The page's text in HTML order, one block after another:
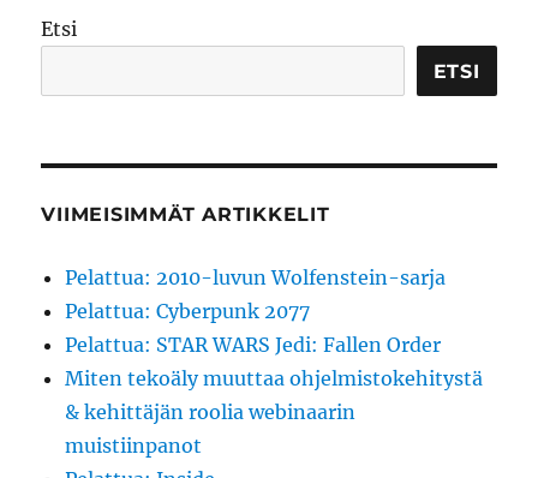
Etsi
ETSI
VIIMEISIMMÄT ARTIKKELIT
Pelattua: 2010-luvun Wolfenstein-sarja
Pelattua: Cyberpunk 2077
Pelattua: STAR WARS Jedi: Fallen Order
Miten tekoäly muuttaa ohjelmistokehitystä
& kehittäjän roolia webinaarin
muistiinpanot